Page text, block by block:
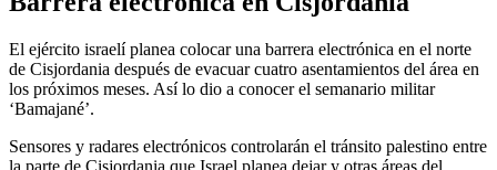
El ejército israelí planea colocar una barrera electrónica en el norte
de Cisjordania después de evacuar cuatro asentamientos del área en
los próximos meses. Así lo dio a conocer el semanario militar
‘Bamajané’.
Sensores y radares electrónicos controlarán el tránsito palestino entre
la parte de Cisjordania que Israel planea dejar y otras áreas del